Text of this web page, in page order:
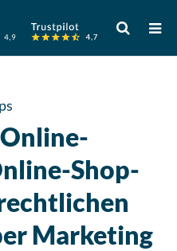
Verwende
die
Pfeile
das
verfügbare
Ergebnis
Shop-
Marketing